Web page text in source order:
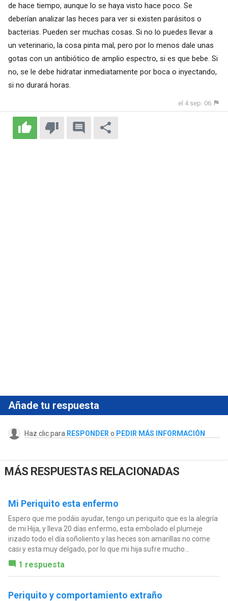
de hace tiempo, aunque lo se haya visto hace poco. Se
deberían analizar las heces para ver si existen parásitos o
bacterias. Pueden ser muchas cosas. Si no lo puedes llevar a
un veterinario, la cosa pinta mal, pero por lo menos dale unas
gotas con un antibiótico de amplio espectro, si es que bebe. Si
no, se le debe hidratar inmediatamente por boca o inyectando,
si no durará horas.
el 4 sep. 06
Añade tu respuesta
Haz clic para RESPONDER o PEDIR MÁS INFORMACIÓN
MÁS RESPUESTAS RELACIONADAS
Mi Periquito esta enfermo
Espero que me podáis ayudar, tengo un periquito que es la alegría
de mi Hija, y lleva 20 días enfermo, esta embolado el plumeje
irizado todo el día soñoliento y las heces son amarillas no come
casi y esta muy delgado, por lo que mi hija sufre mucho...
1 respuesta
Periquito y comportamiento extraño